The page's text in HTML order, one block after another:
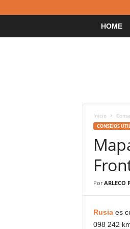
HOME
Inicio
CONSEJOS
Por ARLECO
Rusiaes
098 242